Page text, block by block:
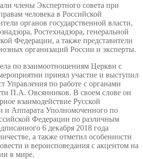
члены Экспертного совета при
человека в Российской
органов государственной власти,
Ростехнадзора, генеральной
Федерации, а также представители
организаций России и эксперты.
по взаимоотношениям Церкви с
принял участие и выступил
Управления по работе с органами
П.А. Овсянников. В своем слове он
взаимодействие Русской
и Аппарата Уполномоченного по
Федерации по различным
6 декабря 2018 года
а также отметил особенности
и вероисповедания с акцентом на
в мире.